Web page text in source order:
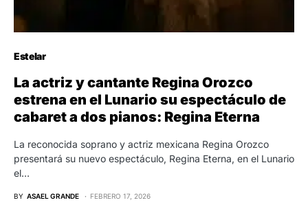
Estelar
La actriz y cantante Regina Orozco
estrena en el Lunario su espectáculo de
cabaret a dos pianos: Regina Eterna
La reconocida soprano y actriz mexicana Regina Orozco
presentará su nuevo espectáculo, Regina Eterna, en el Lunario
el…
BY ASAEL GRANDE FEBRERO 17, 2026